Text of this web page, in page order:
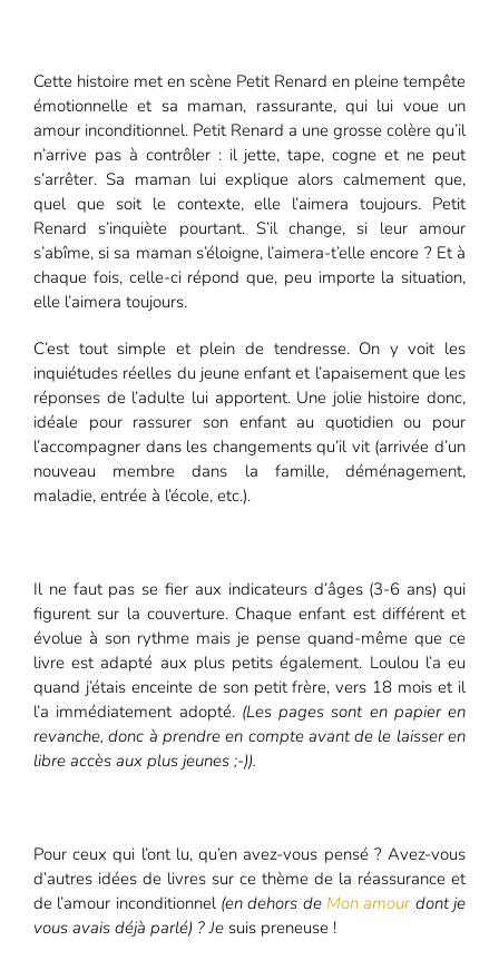
Cette histoire met en scène Petit Renard en pleine tempête
émotionnelle et sa maman, rassurante, qui lui voue un
amour inconditionnel. Petit Renard a une grosse colère qu’il
n’arrive pas à contrôler : il jette, tape, cogne et ne peut
s’arrêter. Sa maman lui explique alors calmement que,
quel que soit le contexte, elle l’aimera toujours. Petit
Renard s’inquiète pourtant. S’il change, si leur amour
s’abîme, si sa maman s’éloigne, l’aimera-t’elle encore ? Et à
chaque fois, celle-ci répond que, peu importe la situation,
elle l’aimera toujours.
C’est tout simple et plein de tendresse. On y voit les
inquiétudes réelles du jeune enfant et l’apaisement que les
réponses de l’adulte lui apportent. Une jolie histoire donc,
idéale pour rassurer son enfant au quotidien ou pour
l’accompagner dans les changements qu’il vit (arrivée d’un
nouveau membre dans la famille, déménagement,
maladie, entrée à l’école, etc.).
Il ne faut pas se fier aux indicateurs d’âges (3-6 ans) qui
figurent sur la couverture. Chaque enfant est différent et
évolue à son rythme mais je pense quand-même que ce
livre est adapté aux plus petits également. Loulou l’a eu
quand j’étais enceinte de son petit frère, vers 18 mois et il
l’a immédiatement adopté. (Les pages sont en papier en
revanche, donc à prendre en compte avant de le laisser en
libre accès aux plus jeunes ;-)).
Pour ceux qui l’ont lu, qu’en avez-vous pensé ? Avez-vous
d’autres idées de livres sur ce thème de la réassurance et
de l’amour inconditionnel(en dehors de Mon amourdont je
vous avais déjà parlé) ? Je suis preneuse !